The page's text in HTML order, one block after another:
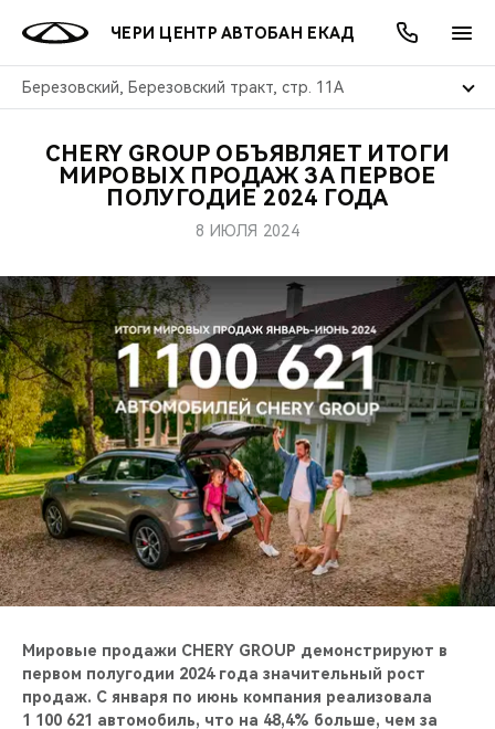
ЧЕРИ ЦЕНТР АВТОБАН ЕКАД
Березовский, Березовский тракт, стр. 11А
МОДЕЛИ
КРОССОВЕРЫ
СЕДАНЫ
НОВИНКИ
ПОКУПАТЕЛЯМ
ВЛАДЕЛЬЦАМ
ПОДДЕРЖКА
CHERY CONNECT
МИР CHERY
CHERY В СОЦСЕТЯХ
ЛЮДИ CHERY
БЛАГОТВОРИТЕЛЬНОСТЬ
CHERY REMOTE
CHERY И СПОРТ
НАШИ МЕРОПРИЯТИЯ
CHERY ДЛЯ ДЕТЕЙ
АКЦИИ
ОНЛАЙН СЕРВИСЫ
О КОМПАНИИ
CHERY GROUP ОБЪЯВЛЯЕТ ИТОГИ
МИРОВЫХ ПРОДАЖ ЗА ПЕРВОЕ
ПОЛУГОДИЕ 2024 ГОДА
8 ИЮЛЯ 2024
Мировые продажи CHERY GROUP демонстрируют в
первом полугодии 2024 года значительный рост
продаж. С января по июнь компания реализовала
1 100 621 автомобиль, что на 48,4% больше, чем за